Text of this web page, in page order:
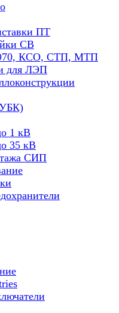
ПТ
СВ
КСО, СТП, МТП
для ЛЭП
1 кВ
35 кВ
СИП